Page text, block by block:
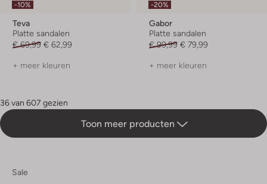
-10%
Teva
Platte sandalen
€ 69,99 € 62,99
+ meer kleuren
-20%
Gabor
Platte sandalen
€ 99,99 € 79,99
+ meer kleuren
36 van 607 gezien
Toon meer producten
Sale